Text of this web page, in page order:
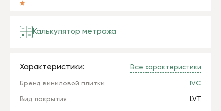
Калькулятор метража
Характеристики: Все характеристики
Бренд виниловой плитки IVC
Вид покрытия LVT